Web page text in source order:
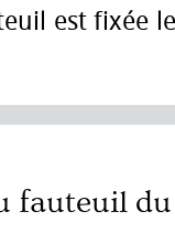
est fixée
fauteuil